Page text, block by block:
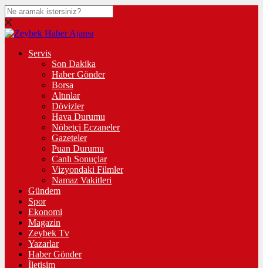
Servis
Son Dakika
Haber Gönder
Borsa
Altınlar
Dövizler
Hava Durumu
Nöbetçi Eczaneler
Gazeteler
Puan Durumu
Canlı Sonuçlar
Vizyondaki Filmler
Namaz Vakitleri
Gündem
Spor
Ekonomi
Magazin
Zeybek Tv
Yazarlar
Haber Gönder
İletişim